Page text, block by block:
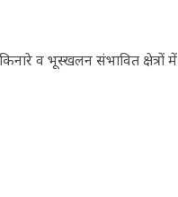
व भूस्खलन संभावित क्षेत्रों में